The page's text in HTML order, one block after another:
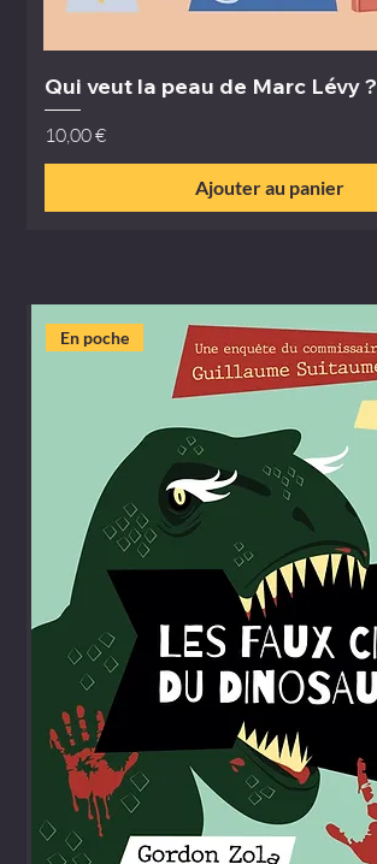
Qui veut la peau de Marc Lévy ?
Prix
10,00 €
Ajouter au panier
En poche